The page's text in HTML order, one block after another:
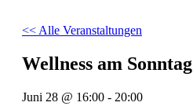
<< Alle Veranstaltungen
Wellness am Sonntag
Juni 28 @ 16:00 - 20:00